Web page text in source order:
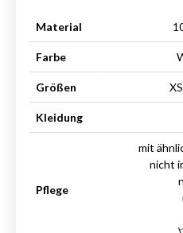
Material
Farbe
Größen
Kleidung
Pflege
mit
nicht